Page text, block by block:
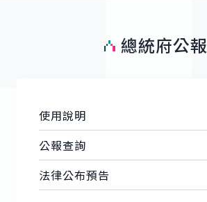
總統府公報
使用說明
公報查詢
法律公布預告